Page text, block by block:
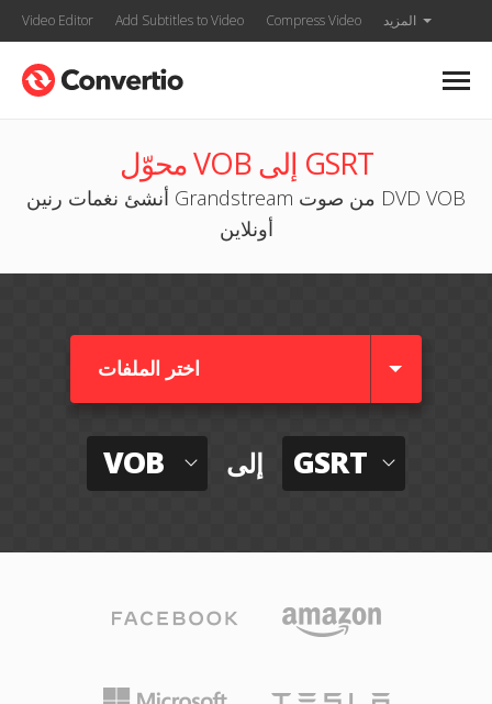
Video Editor Add Subtitles to Video Compress Video المزيد
محوّل VOB إلى GSRT
أنشئ نغمات رنين Grandstream من صوت DVD VOB
أونلاين
اختر الملفات
VOB إلى GSRT